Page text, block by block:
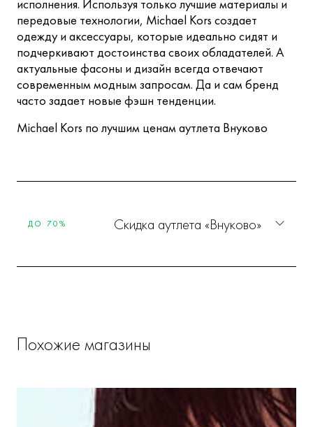
исполнения. Используя только лучшие материалы и
передовые технологии, Michael Kors создает
одежду и аксессуары, которые идеально сидят и
подчеркивают достоинства своих обладателей. А
актуальные фасоны и дизайн всегда отвечают
современным модным запросам. Да и сам бренд
часто задает новые фэшн тенденции.
Michael Kors по лучшим ценам аутлета Внуково
ДО 70% Скидка аутлета «Внуково»
Похожие магазины